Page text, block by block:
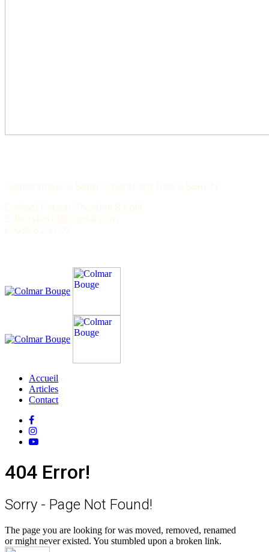
Genslerstraße 9, Berlin Schöneberg 10829, BERLIN
Contact Person: Thorsten S Kohl
E: thorsten.bl@capital.com
P: 030 62 91 92
Accueil
Articles
Contact
404 Error!
Sorry - Page Not Found!
The page you are looking for was moved, removed, renamed
or might never existed. You stumbled upon a broken link.